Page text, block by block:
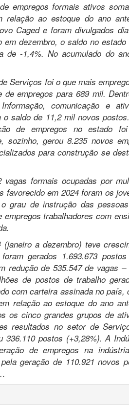
empregos formais ativos
ao estoque do ano
Caged e foram divulgados
dezembro, o saldo no estado
de -1,4%. No acumulado do
Serviços foi o que mais
empregos para 689 mil.
comunicação e
saldo de 11,2 mil novos
de empregos no estado
sozinho, gerou 8.235 novos
para construção se
formais ocupadas por
em 2024 foram os
grau de instrução das
trabalhadores com
a dezembro) teve
gerados 1.693.673
redução de 535.547 de vagas
de postos de trabalho
com carteira assinada no país,
relação ao estoque do ano
os cinco grandes grupos de
resultados no setor de
postos (+3,28%). A
de empregos na
geração de 110.921 novos
.